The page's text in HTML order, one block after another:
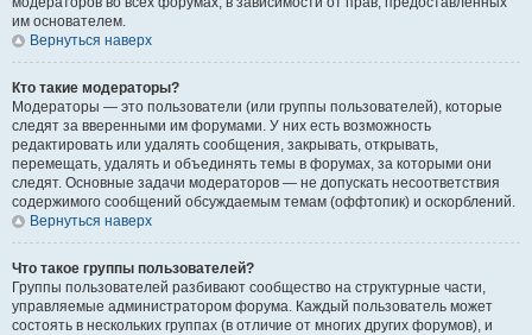
им основателем.
Вернуться наверх
Кто такие модераторы?
Модераторы — это пользователи (или группы пользователей), которые
следят за вверенными им форумами. У них есть возможность
редактировать или удалять сообщения, закрывать, открывать,
перемещать, удалять и объединять темы в форумах, за которыми они
следят. Основные задачи модераторов — не допускать несоответствия
содержимого сообщений обсуждаемым темам (оффтопик) и оскорблений.
Вернуться наверх
Что такое группы пользователей?
Группы пользователей разбивают сообщество на структурные части,
управляемые администратором форума. Каждый пользователь может
состоять в нескольких группах (в отличие от многих других форумов), и